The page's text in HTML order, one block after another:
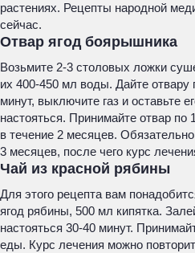
растениях. Рецепты народной
сейчас.
Отвар ягод боярышника
Возьмите 2-3 столовых ложки
их 400-450 мл воды. Дайте отвару
минут, выключите газ и оставьте
настояться. Принимайте отвар
в течение 2 месяцев.
3 месяцев, после чего курс
Чай из красной рябины
Для этого рецепта вам
ягод рябины, 500 мл кипятка.
настояться 30-40 минут.
еды. Курс лечения можно